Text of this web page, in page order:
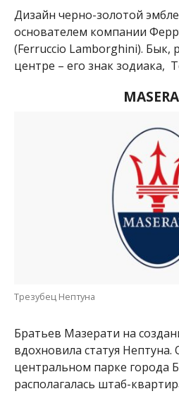
Дизайн черно-золотой
основателем компании
(Ferruccio Lamborghini). Бык,
центре – его знак зодиака,
Трезубец Нептуна
Братьев Мазерати на
вдохновила статуя Нептуна.
центральном парке города
располагалась штаб-